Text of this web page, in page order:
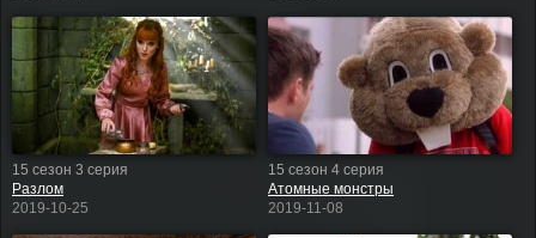
15 сезон 3 серия
Разлом
2019-10-25
15 сезон 4 серия
Атомные монстры
2019-11-08